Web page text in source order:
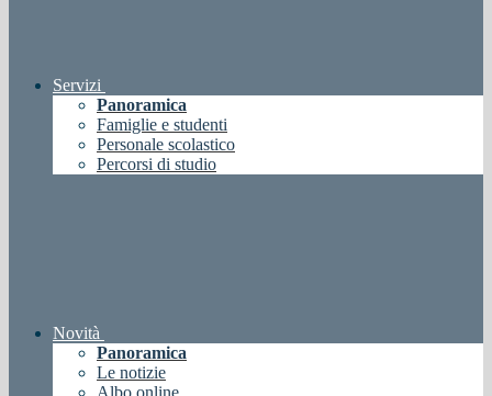
Servizi
Panoramica
Famiglie e studenti
Personale scolastico
Percorsi di studio
Novità
Panoramica
Le notizie